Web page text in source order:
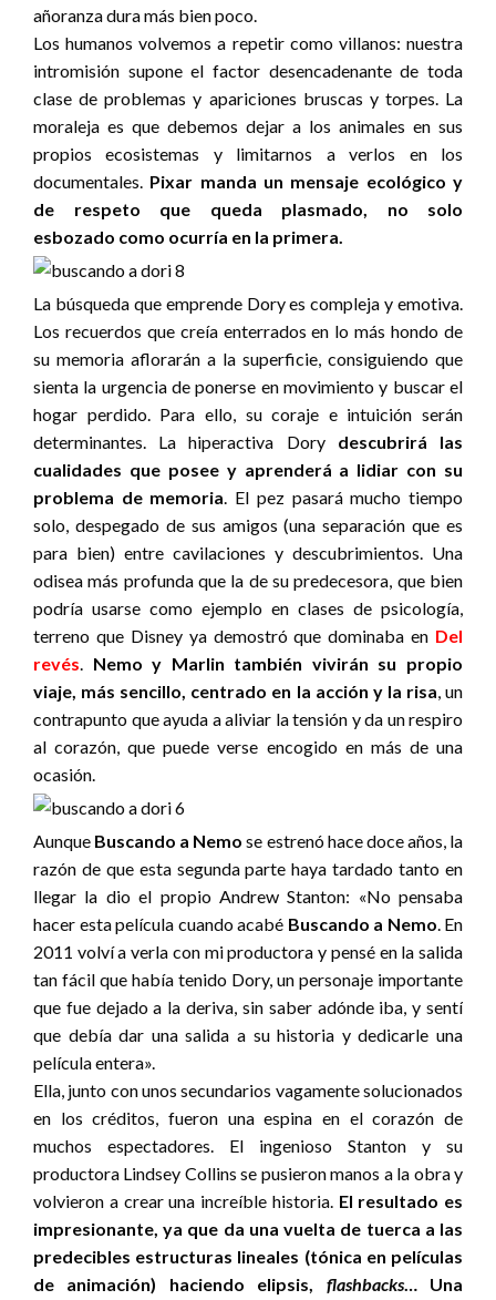
añoranza dura más bien poco.
Los humanos volvemos a repetir como villanos: nuestra
intromisión supone el factor desencadenante de toda
clase de problemas y apariciones bruscas y torpes. La
moraleja es que debemos dejar a los animales en sus
propios ecosistemas y limitarnos a verlos en los
documentales. Pixar manda un mensaje ecológico y
de respeto que queda plasmado, no solo
esbozado como ocurría en la primera.
La búsqueda que emprende Dory es compleja y emotiva.
Los recuerdos que creía enterrados en lo más hondo de
su memoria aflorarán a la superficie, consiguiendo que
sienta la urgencia de ponerse en movimiento y buscar el
hogar perdido. Para ello, su coraje e intuición serán
determinantes. La hiperactiva Dory descubrirá las
cualidades que posee y aprenderá a lidiar con su
problema de memoria. El pez pasará mucho tiempo
solo, despegado de sus amigos (una separación que es
para bien) entre cavilaciones y descubrimientos. Una
odisea más profunda que la de su predecesora, que bien
podría usarse como ejemplo en clases de psicología,
terreno que Disney ya demostró que dominaba en Del
revés. Nemo y Marlin también vivirán su propio
viaje, más sencillo, centrado en la acción y la risa, un
contrapunto que ayuda a aliviar la tensión y da un respiro
al corazón, que puede verse encogido en más de una
ocasión.
Aunque Buscando a Nemo se estrenó hace doce años, la
razón de que esta segunda parte haya tardado tanto en
llegar la dio el propio Andrew Stanton: «No pensaba
hacer esta película cuando acabé Buscando a Nemo. En
2011 volví a verla con mi productora y pensé en la salida
tan fácil que había tenido Dory, un personaje importante
que fue dejado a la deriva, sin saber adónde iba, y sentí
que debía dar una salida a su historia y dedicarle una
película entera».
Ella, junto con unos secundarios vagamente solucionados
en los créditos, fueron una espina en el corazón de
muchos espectadores. El ingenioso Stanton y su
productora Lindsey Collins se pusieron manos a la obra y
volvieron a crear una increíble historia.El resultado es
impresionante, ya que da una vuelta de tuerca a las
predecibles estructuras lineales (tónica en películas
de animación) haciendo elipsis, flashbacks… Una